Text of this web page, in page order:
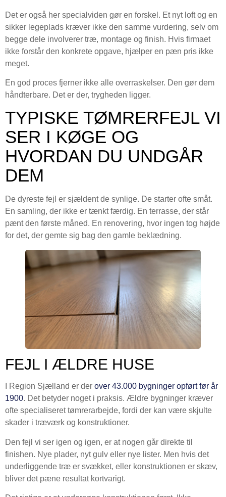
Det er også her specialviden gør en forskel. Et nyt loft og en
sikker legeplads kræver ikke den samme vurdering, selv om
begge dele involverer træ, montage og finish. Hvis firmaet
ikke forstår den konkrete opgave, hjælper en pæn pris ikke
meget.
En god proces fjerner ikke alle overraskelser. Den gør dem
håndterbare. Det er der, trygheden ligger.
TYPISKE TØMRERFEJL VI
SER I KØGE OG
HVORDAN DU UNDGÅR
DEM
De dyreste fejl er sjældent de synlige. De starter ofte småt.
En samling, der ikke er tænkt færdig. En terrasse, der står
pænt den første måned. En renovering, hvor ingen tog højde
for det, der gemte sig bag den gamle beklædning.
FEJL I ÆLDRE HUSE
I Region Sjælland er der over 43.000 bygninger opført før år
1900. Det betyder noget i praksis. Ældre bygninger kræver
ofte specialiseret tømrerarbejde, fordi der kan være skjulte
skader i træværk og konstruktioner.
Den fejl vi ser igen og igen, er at nogen går direkte til
finishen. Nye plader, nyt gulv eller nye lister. Men hvis det
underliggende træ er svækket, eller konstruktionen er skæv,
bliver det pæne resultat kortvarigt.